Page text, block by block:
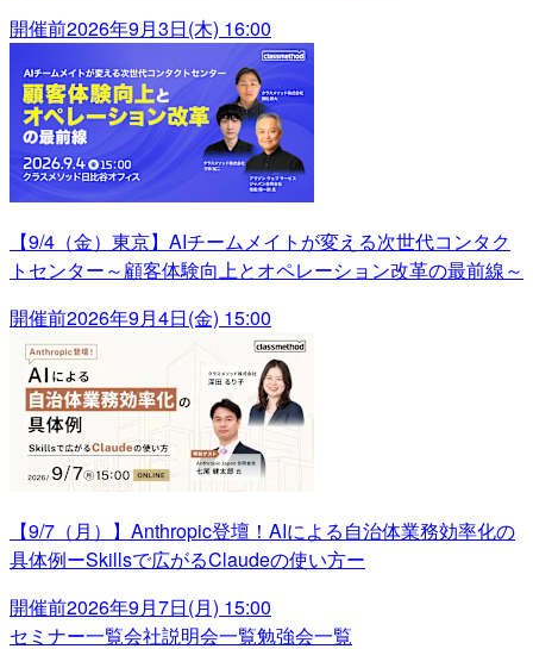
開催前2026年9月3日(木) 16:00
【9/4（金）東京】AIチームメイトが変える次世代コンタク
トセンター～顧客体験向上とオペレーション改革の最前線～
開催前2026年9月4日(金) 15:00
【9/7（月）】Anthropic登壇！AIによる自治体業務効率化の
具体例ーSkillsで広がるClaudeの使い方ー
開催前2026年9月7日(月) 15:00
セミナー一覧会社説明会一覧勉強会一覧